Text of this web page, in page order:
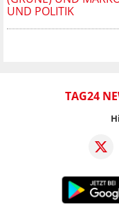
UND POLITIK
TAG24